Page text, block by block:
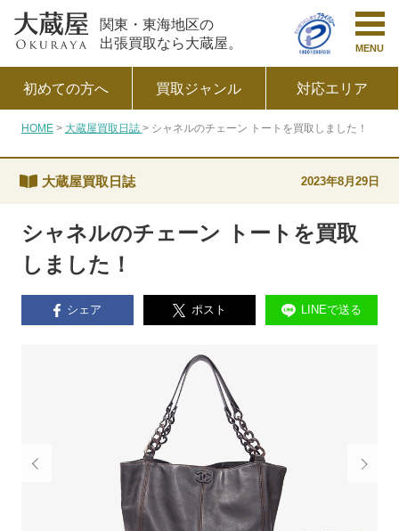
関東・東海地区の
出張買取なら大蔵屋。
MENU
初めての方へ 買取ジャンル 対応エリア
HOME 大蔵屋買取日誌 シャネルのチェーン トートを買取しました！
シャネルのチェーン トートを買取
しました！
大蔵屋買取日誌 2023年8月29日
シェア ポスト LINEで送る